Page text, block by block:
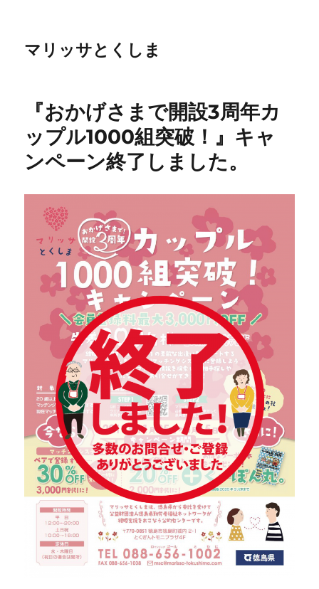
マリッサとくしま
『おかげさまで開設3周年カ
ップル1000組突破！』キャ
ンペーン終了しました。